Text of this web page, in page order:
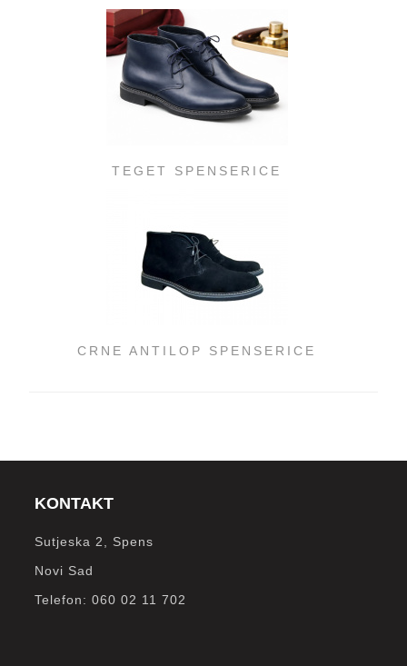
TEGET SPENSERICE
CRNE ANTILOP SPENSERICE
KONTAKT
Sutjeska 2, Spens
Novi Sad
Telefon: 060 02 11 702